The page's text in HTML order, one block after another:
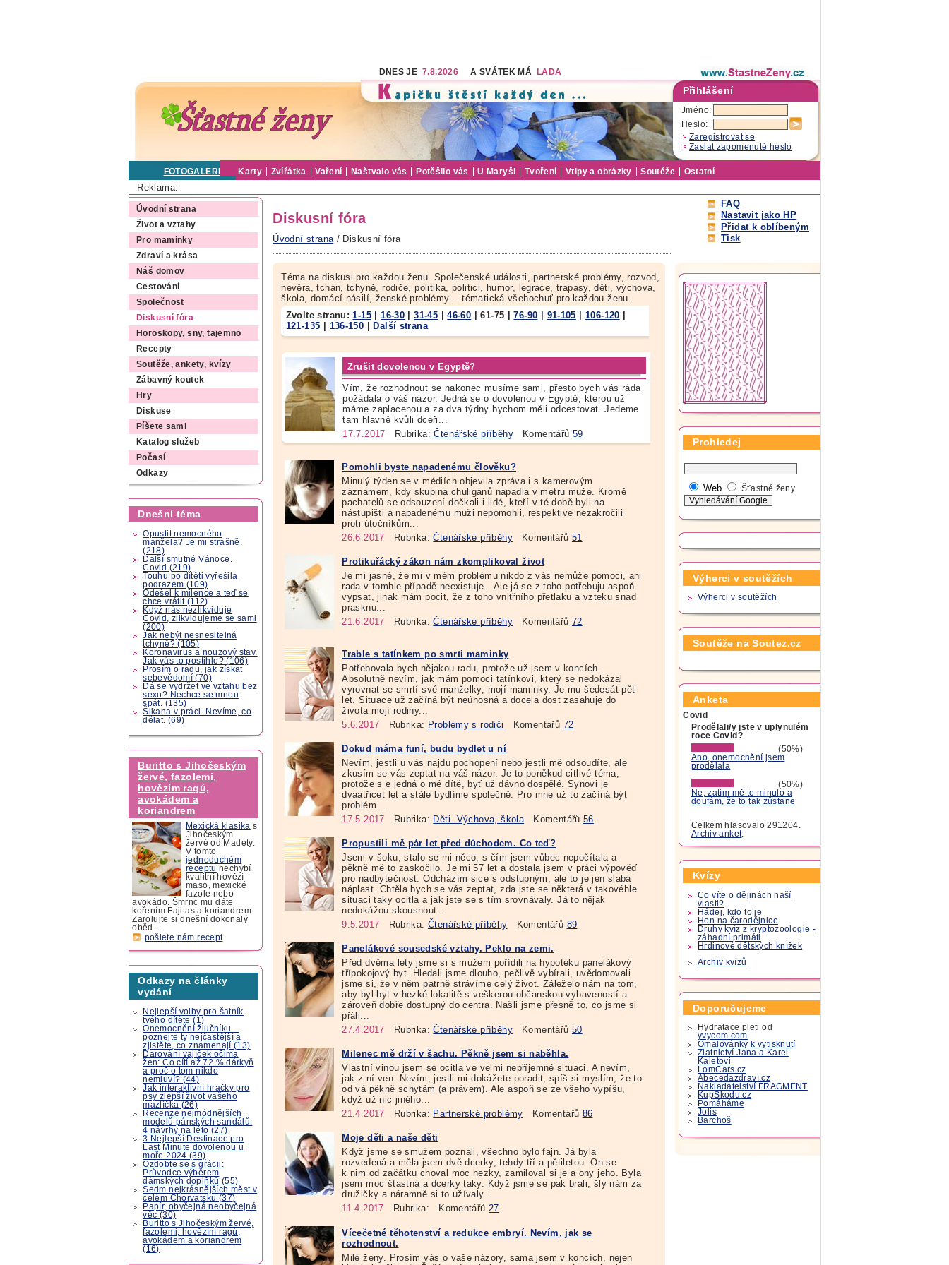
DNES JE 7.8.2026 A SVÁTEK MÁ LADA
Přihlášení
Jméno:
Heslo:
Zaregistrovat se
Zaslat zapomenuté heslo
FOTOGALERIE Karty Zvířátka Vaření Naštvalo vás Potěšilo vás U Maryši Tvoření Vtipy a obrázky Soutěže Ostatní
Reklama:
Úvodní strana
Život a vztahy
Pro maminky
Zdraví a krása
Náš domov
Cestování
Společnost
Diskusní fóra
Horoskopy, sny, tajemno
Recepty
Soutěže, ankety, kvízy
Zábavný koutek
Hry
Diskuse
Píšete sami
Katalog služeb
Počasí
Odkazy
Dnešní téma
Opustit nemocného
manžela? Je mi strašně.
(218)
Další smutné Vánoce.
Covid (219)
Touhu po dítěti vyřešila
podrazem (109)
Odešel k milence a teď se
chce vrátit (112)
Když nás nezlikviduje
Covid, zlikvidujeme se sami
(200)
Jak nebýt nesnesitelná
tchyně? (105)
Koronavirus a nouzový stav.
Jak vás to postihlo? (106)
Prosím o radu, jak získat
sebevědomí (70)
Dá se vydržet ve vztahu bez
sexu? Nechce se mnou
spát. (135)
Šikana v práci. Nevíme, co
dělat. (69)
Buritto s Jihočeským
žervé, fazolemi,
hovězím ragú,
avokádem a
koriandrem
Mexická klasika s
Jihočeským
žervé od Madety.
V tomto
jednoduchém
receptu nechybí
kvalitní hovězí
maso, mexické
fazole nebo
avokádo. Šmrnc mu dáte
kořením Fajitas a koriandrem.
Zarolujte si dnešní dokonalý
oběd...
pošlete nám recept
Odkazy na články
vydání
Nejlepší volby pro šatník
tvého dítěte (1)
Onemocnění žlučníku –
poznejte ty nejčastější a
zjistěte, co znamenají (13)
Darování vajíček očima
žen: Co cítí až 72 % dárkyň
a proč o tom nikdo
nemluví? (44)
Jak interaktivní hračky pro
psy zlepší život vašeho
mazlíčka (26)
Recenze nejmódnějších
modelů pánských sandálů:
4 návrhy na léto (27)
3 Nejlepší Destinace pro
Last Minute dovolenou u
moře 2024 (39)
Ozdobte se s grácii:
Průvodce výběrem
dámských doplňků (55)
Sedm nejkrásnějších měst v
celém Chorvatsku (37)
Papír, obyčejná neobyčejná
věc (30)
Buritto s Jihočeským žervé,
fazolemi, hovězím ragú,
avokádem a koriandrem
(16)
Diskusní fóra
Úvodní strana / Diskusní fóra
FAQ
Nastavit jako HP
Přidat k oblíbeným
Tisk
Téma na diskusi pro každou ženu. Společenské události, partnerské problémy, rozvod,
nevěra, tchán, tchyně, rodiče, politika, politici, humor, legrace, trapasy, děti, výchova,
škola, domácí násilí, ženské problémy… tématická všehochuť pro každou ženu.
Zvolte stranu:1-15 |16-30 |31-45 |46-60 |61-75 |76-90 91-105 |106-120
121-135
136-150 Další strana
Zrušit dovolenou v Egyptě?
Vím, že rozhodnout se nakonec musíme sami, přesto bych vás ráda
požádala o váš názor. Jedná se o dovolenou v Egyptě, kterou už
máme zaplacenou a za dva týdny bychom měli odcestovat. Jedeme
tam hlavně kvůli dceři...
17.7.2017 Rubrika:Čtenářské příběhyKomentářů 59
Pomohli byste napadenému člověku?
Minulý týden se v médiích objevila zpráva i s kamerovým
záznamem, kdy skupina chuligánů napadla v metru muže. Kromě
pachatelů se odsouzení dočkali i lidé, kteří v té době byli na
nástupišti a napadenému muži nepomohli, respektive nezakročili
proti útočníkům...
26.6.2017 Rubrika:Čtenářské příběhyKomentářů 51
Protikuřácký zákon nám zkomplikoval život
Je mi jasné, že mi v mém problému nikdo z vás nemůže pomoci, ani
rada v tomhle případě neexistuje. Ale já se z toho potřebuju aspoň
vypsat, jinak mám pocit, že z toho vnitřního přetlaku a vzteku snad
prasknu...
21.6.2017 Rubrika:Čtenářské příběhyKomentářů 72
Trable s tatínkem po smrti maminky
Potřebovala bych nějakou radu, protože už jsem v koncích.
Absolutně nevím, jak mám pomoci tatínkovi, který se nedokázal
vyrovnat se smrtí své manželky, mojí maminky. Je mu šedesát pět
let. Situace už začíná být neúnosná a docela dost zasahuje do
života mojí rodiny...
5.6.2017 Rubrika: Problémy s rodiči Komentářů 72
Dokud máma funí, budu bydlet u ní
Nevím, jestli u vás najdu pochopení nebo jestli mě odsoudíte, ale
zkusím se vás zeptat na váš názor. Je to poněkud citlivé téma,
protože s e jedná o mé dítě, byť už dávno dospělé. Synovi je
dvaatřicet let a stále bydlíme společně. Pro mne už to začíná být
problém...
17.5.2017 Rubrika: Děti. Výchova, škola Komentářů56
Propustili mě pár let před důchodem. Co teď?
Jsem v šoku, stalo se mi něco, s čím jsem vůbec nepočítala a
pěkně mě to zaskočilo. Je mi 57 let a dostala jsem v práci výpověď
pro nadbytečnost. Odcházím sice s odstupným, ale to je jen slabá
náplast. Chtěla bych se vás zeptat, zda jste se některá v takovéhle
situaci taky ocitla a jak jste se s tím srovnávaly. Já to nějak
nedokážou skousnout...
9.5.2017 Rubrika: Čtenářské příběhy Komentářů 89
Panelákové sousedské vztahy. Peklo na zemi.
Před dvěma lety jsme si s mužem pořídili na hypotéku panelákový
třípokojový byt. Hledali jsme dlouho, pečlivě vybírali, uvědomovali
jsme si, že v něm patrně strávíme celý život. Záleželo nám na tom,
aby byl byt v hezké lokalitě s veškerou občanskou vybaveností a
zároveň dobře dostupný do centra. Našli jsme přesně to, co jsme si
přáli...
27.4.2017 Rubrika:Čtenářské příběhyKomentářů 50
Milenec mě drží v šachu. Pěkně jsem si naběhla.
Vlastní vinou jsem se ocitla ve velmi nepříjemné situaci. A nevím,
jak z ní ven. Nevím, jestli mi dokážete poradit, spíš si myslím, že to
od vá pěkně schytám (a právem). Ale aspoň se ze všeho vypíšu,
když už nic jiného...
21.4.2017 Rubrika: Partnerské problémy Komentářů 86
Moje děti a naše děti
Když jsme se smužem poznali, všechno bylo fajn. Já byla
rozvedená a měla jsem dvě dcerky, tehdy tří a pětiletou. On se
k nim od začátku choval moc hezky, zamiloval si je a ony jeho. Byla
jsem moc štastná a dcerky taky. Když jsme se pak brali, šly nám za
družičky a náramně si to užívaly...
11.4.2017 Rubrika: Komentářů 27
Vícečetné těhotenství a redukce embryí. Nevím, jak se
rozhodnout.
Milé ženy. Prosím vás o vaše názory, sama jsem v koncích, nejen
Prohledej
Web Šťastné ženy
Výherci v soutěžích
Výherci v soutěžích
Soutěže na Soutez.cz
Anketa
Covid
Prodělali/y jste v uplynulém
roce Covid?
(50%)
Ano, onemocnění jsem
prodělala
(50%)
Ne, zatím mě to minulo a
doufám, že to tak zůstane
Celkem hlasovalo 291204.
Archiv anket.
Kvízy
Co víte o dějinách naší
vlasti?
Hádej, kdo to je
Hon na čarodějnice
Druhý kvíz z kryptozoologie -
záhadní primáti
Hrdinové dětských knížek
Archiv kvízů
Doporučujeme
Hydratace pleti od
yvycom.com
Omalovánky k vytisknutí
Zlatnictví Jana a Karel
Kaletovi
LomCars.cz
Abecedazdraví.cz
Nakladatelství FRAGMENT
KupSkodu.cz
Pomáháme
Jolis
Barchoš